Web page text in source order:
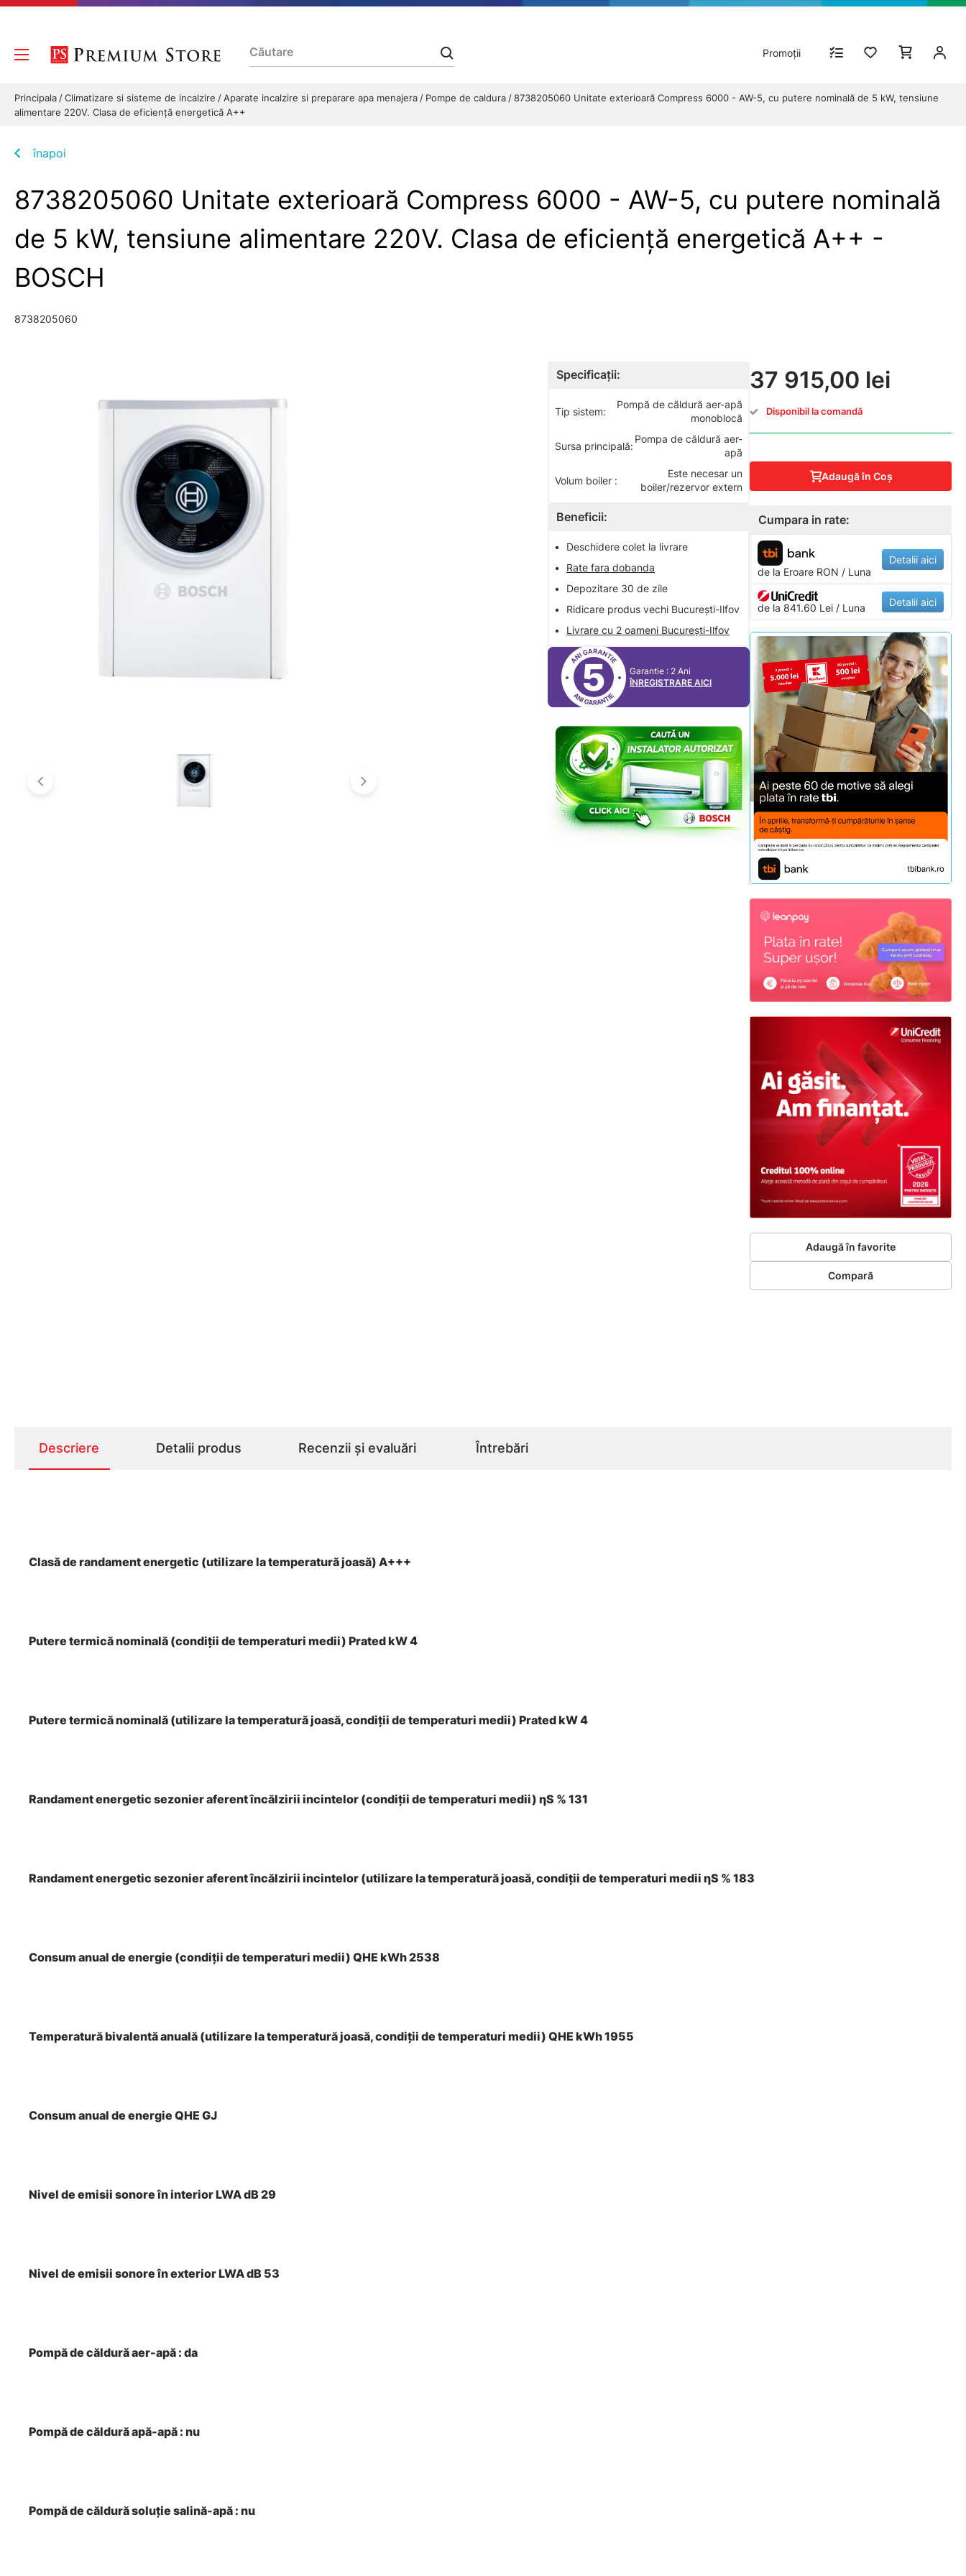
Promoții
Principala Climatizare si sisteme de incalzire Aparate incalzire si preparare apa menajera Pompe de caldura
8738205060 Unitate exterioară Compress 6000 - AW-5, cu putere nominală de 5 kW, tensiune
alimentare 220V. Clasa de eficiență energetică A++
înapoi
8738205060 Unitate exterioară Compress 6000 - AW-5, cu putere nominală
de 5 kW, tensiune alimentare 220V. Clasa de eficiență energetică A++ -
BOSCH
8738205060
Specificații:
Tip sistem:
Pompă de căldură aer-apă
monoblocă
Sursa principală:
Pompa de căldură aer-
apă
Volum boiler :
Este necesar un
boiler/rezervor extern
Beneficii:
•
Deschidere colet la livrare
•
Rate fara dobanda
•
Depozitare 30 de zile
•
Ridicare produs vechi București-Ilfov
•
Livrare cu 2 oameni București-Ilfov
5
Garantie : 2 Ani
ÎNREGISTRARE AICI
37 915,00 lei
Disponibil la comandă
Adaugă în Coş
Cumpara in rate:
de la Eroare RON / Luna
Detalii aici
de la 841.60 Lei / Luna Detalii aici
Adaugă în favorite
Compară
Descriere Detalii produs Recenzii și evaluări Întrebări
Clasă de randament energetic (utilizare la temperatură joasă) A+++
Putere termică nominală (condiţii de temperaturi medii) Prated kW 4
Putere termică nominală (utilizare la temperatură joasă, condiţii de temperaturi medii) Prated kW 4
Randament energetic sezonier aferent încălzirii incintelor (condiţii de temperaturi medii) ηS % 131
Randament energetic sezonier aferent încălzirii incintelor (utilizare la temperatură joasă, condiţii de temperaturi medii ηS % 183
Consum anual de energie (condiţii de temperaturi medii) QHE kWh 2538
Temperatură bivalentă anuală (utilizare la temperatură joasă, condiţii de temperaturi medii) QHE kWh 1955
Consum anual de energie QHE GJ
Nivel de emisii sonore în interior LWA dB 29
Nivel de emisii sonore în exterior LWA dB 53
Pompă de căldură aer-apă : da
Pompă de căldură apă-apă : nu
Pompă de căldură soluţie salină-apă : nu